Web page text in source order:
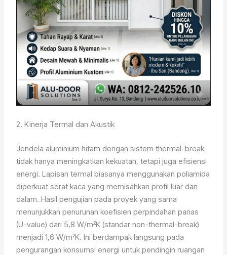
2. Kinerja Termal dan Akustik
Jendela aluminium hitam dengan sistem thermal-break
tidak hanya meningkatkan kekuatan, tetapi juga efisiensi
energi. Lapisan termal biasanya menggunakan poliamida
diperkuat serat kaca yang memisahkan profil luar dan
dalam. Hasil pengujian pada proyek yang sama
menunjukkan penurunan koefisien perpindahan panas
(U-value) dari 5,8 W/m²K (standar non-thermal-break)
menjadi 1,6 W/m²K. Ini berdampak langsung pada
pengurangan konsumsi energi untuk pendingin ruangan